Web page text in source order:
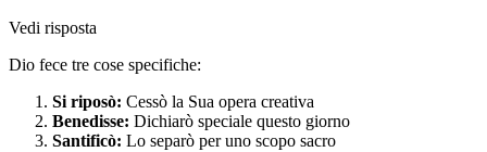
Vedi risposta
Dio fece tre cose specifiche:
Si riposò: Cessò la Sua opera creativa
Benedisse: Dichiarò speciale questo giorno
Santificò: Lo separò per uno scopo sacro